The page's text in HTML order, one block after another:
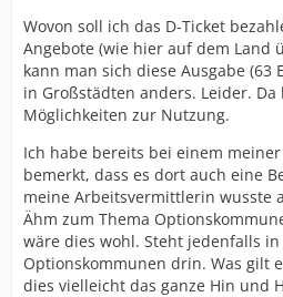
Wovon soll ich das D-Ticket
Angebote (wie hier auf dem Land
kann man sich diese Ausgabe (63
in Großstädten anders. Leider.
Möglichkeiten zur Nutzung.
Ich habe bereits bei einem
bemerkt, dass es dort auch eine
meine Arbeitsvermittlerin wusste
Ähm zum Thema
wäre dies wohl. Steht jedenfalls
Optionskommunen drin. Was gilt
dies vielleicht das ganze Hin und